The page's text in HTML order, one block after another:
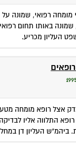
מומחה רפואי, שמונה
באותו תחום
העליון מכריע.
אצל רופא מומחה
התלווה אליו
ביהמ"ש העליון דן במחל